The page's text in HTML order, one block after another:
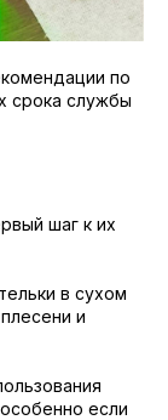
по
срока службы
шаг к их
в сухом
и
если